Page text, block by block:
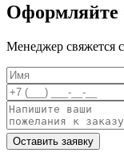
Оформляйте
Менеджер свяжется
Оставить заявку